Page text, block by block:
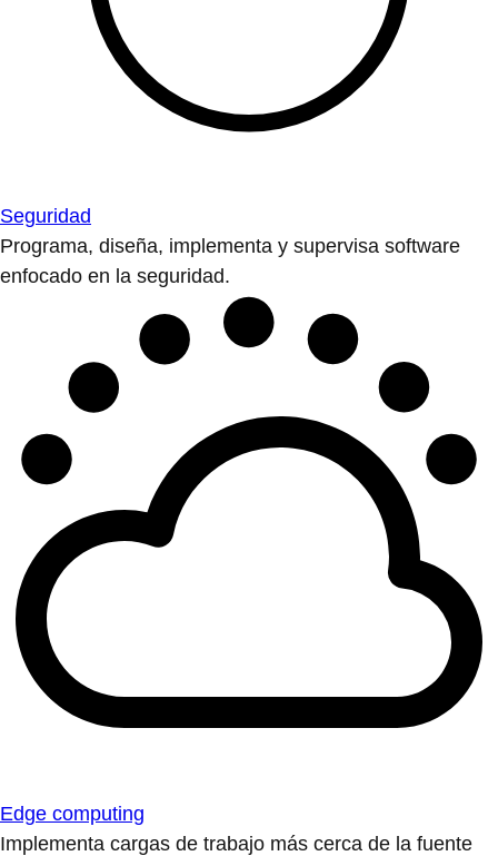
Seguridad
Programa, diseña, implementa y supervisa software
enfocado en la seguridad.
Edge computing
Implementa cargas de trabajo más cerca de la fuente